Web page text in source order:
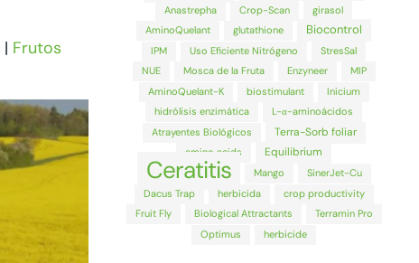
| Frutos
Anastrepha
Crop-Scan
girasol
AminoQuelant
glutathione Biocontrol
IPM Uso Eficiente Nitrógeno
StresSal
NUE
Mosca de la Fruta Enzyneer
MIP
AminoQuelant-K
biostimulant
Inicium
hidrólisis enzimática
L-α-aminoácidos
Atrayentes Biológicos
Terra-Sorb foliar
amino acids Equilibrium
Ceratitis Mango
SinerJet-Cu
Dacus Trap
herbicida
crop productivity
Fruit Fly
Biological Attractants
Terramin Pro
Optimus
herbicide